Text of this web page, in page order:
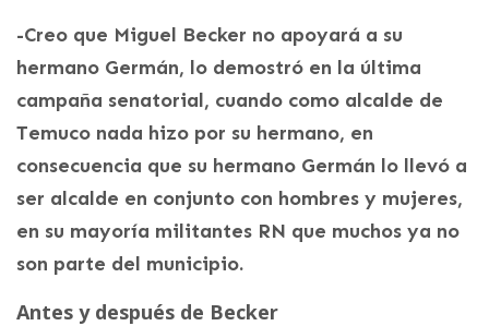
-Creo que Miguel Becker no apoyará a su
hermano Germán, lo demostró en la última
campaña senatorial, cuando como alcalde de
Temuco nada hizo por su hermano, en
consecuencia que su hermano Germán lo llevó a
ser alcalde en conjunto con hombres y mujeres,
en su mayoría militantes RN que muchos ya no
son parte del municipio.
Antes y después de Becker